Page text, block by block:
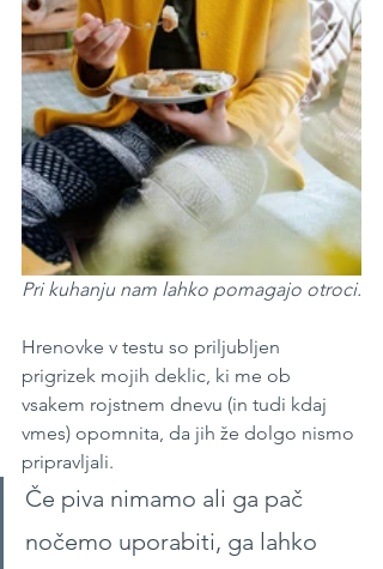
Pri kuhanju nam lahko pomagajo otroci.
Hrenovke v testu so priljubljen
prigrizek mojih deklic, ki me ob
vsakem rojstnem dnevu (in tudi kdaj
vmes) opomnita, da jih že dolgo nismo
pri­pravljali.
Če piva nimamo ali ga pač
nočemo uporabiti, ga lahko